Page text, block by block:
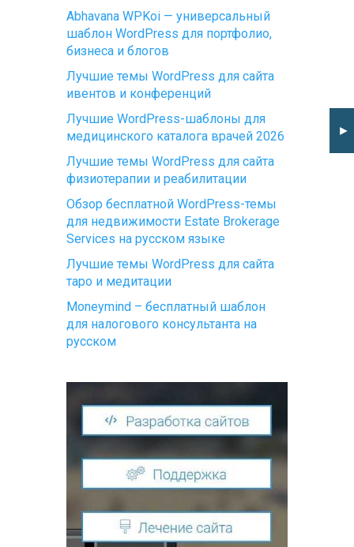
Abhavana WPKoi — универсальный
шаблон WordPress для портфолио,
бизнеса и блогов
Лучшие темы WordPress для сайта
ивентов и конференций
Лучшие WordPress-шаблоны для
медицинского каталога врачей 2026
Лучшие темы WordPress для сайта
физиотерапии и реабилитации
Обзор бесплатной WordPress-темы
для недвижимости Estate Brokerage
Services на русском языке
Лучшие темы WordPress для сайта
таро и медитации
Moneymind – бесплатный шаблон
для налогового консультанта на
русском
►